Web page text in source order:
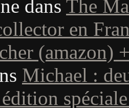
dans The
en
(amazon)
Michael :